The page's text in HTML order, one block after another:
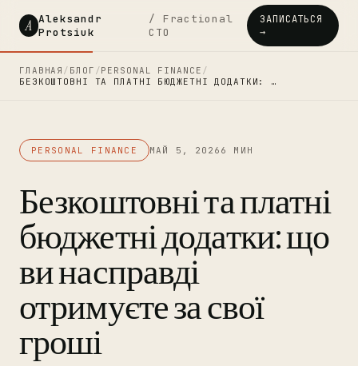
A Aleksandr
Protsiuk
/ Fractional
CTO
ЗАПИСАТЬСЯ
→
ГЛАВНАЯ / БЛОГ /PERSONAL FINANCE /
БЕЗКОШТОВНІ ТА ПЛАТНІ БЮДЖЕТНІ ДОДАТКИ: …
PERSONAL FINANCE МАЙ 5, 2026 6 МИН
Безкоштовні та платні
бюджетні додатки: що
ви насправді
отримуєте за свої
гроші